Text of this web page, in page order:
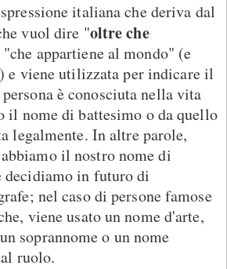
italiana che deriva dal
vuol dire "oltre che
appartiene al mondo" (e
e viene utilizzata per indicare il
è conosciuta nella vita
il nome di battesimo o da quello
legalmente. In altre parole,
il nostro nome di
decidiamo in futuro di
nel caso di persone famose
viene usato un nome d'arte,
soprannome o un nome
ruolo.